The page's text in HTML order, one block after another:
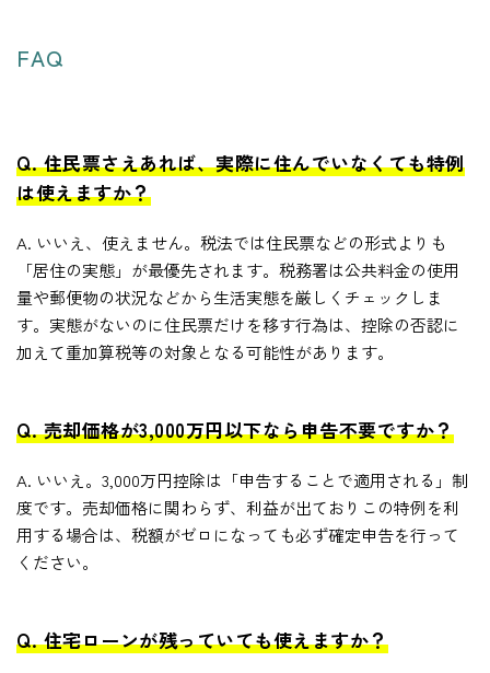
FAQ
Q. 住民票さえあれば、実際に住んでいなくても特例
は使えますか？
A. いいえ、使えません。税法では住民票などの形式よりも
「居住の実態」が最優先されます。税務署は公共料金の使用
量や郵便物の状況などから生活実態を厳しくチェックしま
す。実態がないのに住民票だけを移す行為は、控除の否認に
加えて重加算税等の対象となる可能性があります。
Q. 売却価格が3,000万円以下なら申告不要ですか？
A. いいえ。3,000万円控除は「申告することで適用される」制
度です。売却価格に関わらず、利益が出ておりこの特例を利
用する場合は、税額がゼロになっても必ず確定申告を行って
ください。
Q. 住宅ローンが残っていても使えますか？